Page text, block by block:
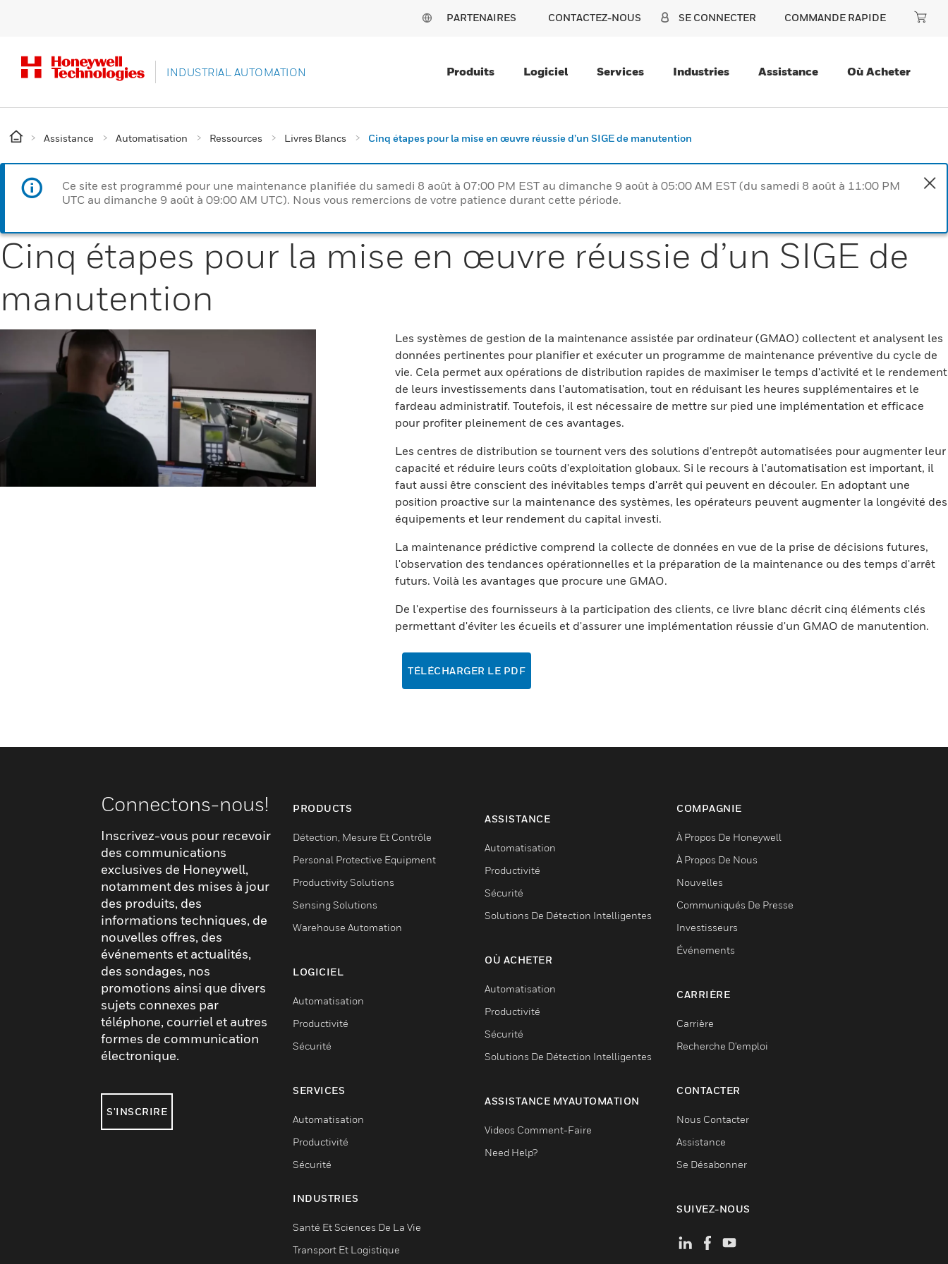
PARTENAIRES CONTACTEZ-NOUS SE CONNECTER COMMANDE RAPIDE
INDUSTRIAL AUTOMATION Produits Logiciel Services Industries Assistance Où Acheter
Assistance Automatisation Ressources Livres Blancs Cinq étapes pour la mise en œuvre réussie d’un SIGE de manutention
Ce site est programmé pour une maintenance planifiée du samedi 8 août à 07:00 PM EST au dimanche 9 août à 05:00 AM EST (du samedi 8 août à 11:00 PM
UTC au dimanche 9 août à 09:00 AM UTC). Nous vous remercions de votre patience durant cette période.
Cinq étapes pour la mise en œuvre réussie d’un SIGE de
manutention
Les systèmes de gestion de la maintenance assistée par ordinateur (GMAO) collectent et analysent les
données pertinentes pour planifier et exécuter un programme de maintenance préventive du cycle de
vie. Cela permet aux opérations de distribution rapides de maximiser le temps d'activité et le rendement
de leurs investissements dans l'automatisation, tout en réduisant les heures supplémentaires et le
fardeau administratif. Toutefois, il est nécessaire de mettre sur pied une implémentation et efficace
pour profiter pleinement de ces avantages.
Les centres de distribution se tournent vers des solutions d'entrepôt automatisées pour augmenter leur
capacité et réduire leurs coûts d'exploitation globaux. Si le recours à l'automatisation est important, il
faut aussi être conscient des inévitables temps d'arrêt qui peuvent en découler. En adoptant une
position proactive sur la maintenance des systèmes, les opérateurs peuvent augmenter la longévité des
équipements et leur rendement du capital investi.
La maintenance prédictive comprend la collecte de données en vue de la prise de décisions futures,
l'observation des tendances opérationnelles et la préparation de la maintenance ou des temps d'arrêt
futurs. Voilà les avantages que procure une GMAO.
De l'expertise des fournisseurs à la participation des clients, ce livre blanc décrit cinq éléments clés
permettant d'éviter les écueils et d'assurer une implémentation réussie d'un GMAO de manutention.
TÉLÉCHARGER LE PDF
Connectons-nous!
Inscrivez-vous pour recevoir
des communications
exclusives de Honeywell,
notamment des mises à jour
des produits, des
informations techniques, de
nouvelles offres, des
événements et actualités,
des sondages, nos
promotions ainsi que divers
sujets connexes par
téléphone, courriel et autres
formes de communication
électronique.
S'INSCRIRE
PRODUCTS
Détection, Mesure Et Contrôle
Personal Protective Equipment
Productivity Solutions
Sensing Solutions
Warehouse Automation
LOGICIEL
Automatisation
Productivité
Sécurité
SERVICES
Automatisation
Productivité
Sécurité
INDUSTRIES
Santé Et Sciences De La Vie
Transport Et Logistique
ASSISTANCE
Automatisation
Productivité
Sécurité
Solutions De Détection Intelligentes
OÙ ACHETER
Automatisation
Productivité
Sécurité
Solutions De Détection Intelligentes
ASSISTANCE MYAUTOMATION
Videos Comment-Faire
Need Help?
COMPAGNIE
À Propos De Honeywell
À Propos De Nous
Nouvelles
Communiqués De Presse
Investisseurs
Événements
CARRIÈRE
Carrière
Recherche D'emploi
CONTACTER
Nous Contacter
Assistance
Se Désabonner
SUIVEZ-NOUS